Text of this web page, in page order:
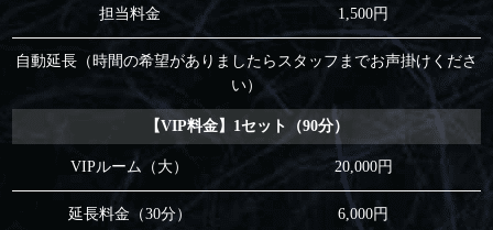
担当料金 1,500円
自動延長（時間の希望がありましたらスタッフまでお声掛けくださ
い）
【VIP料金】1セット（90分）
VIPルーム（大） 20,000円
延長料金（30分） 6,000円